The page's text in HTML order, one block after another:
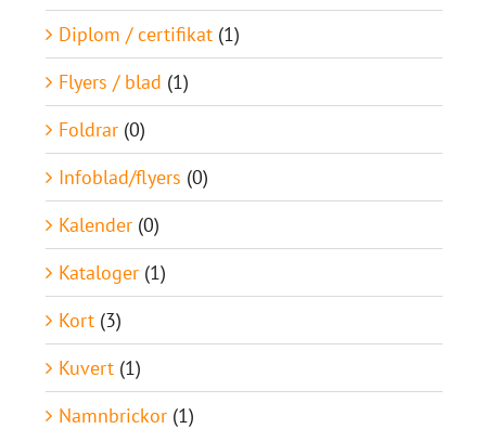
Diplom / certifikat (1)
Flyers / blad (1)
Foldrar (0)
Infoblad/flyers (0)
Kalender (0)
Kataloger (1)
Kort (3)
Kuvert (1)
Namnbrickor (1)